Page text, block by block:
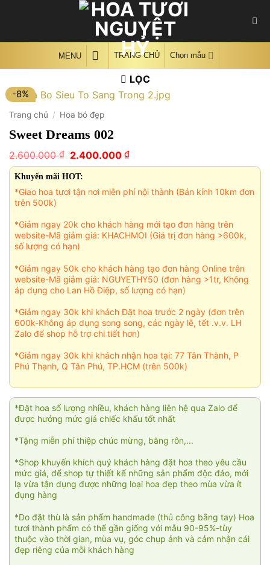
MENU TRANG CHỦ Chọn mẫu
LỌC
-8%
Trang chủ / Hoa bó đẹp
Sweet Dreams 002
2.600.000₫ Giá
gốc
là:
2.600.000 ₫.
2.400.000 ₫Giá
hiện
2.400.000 ₫.
Khuyến mãi HOT:
*Giao hoa tươi tận nơi miễn phí nội thành (Bán kính 10km đơn
trên 500k)
*Giảm ngay 20k cho khách hàng mới tạo đơn hàng trên
website-Mã giảm giá: KHACHMOI (Giá trị đơn hàng >600k,
số lượng có hạn)
*Giảm ngay 50k cho khách hàng tạo đơn hàng Online trên
website-Mã giảm giá: NGUYETHY50 (đơn hàng >1tr, Không
áp dụng cho Lan Hồ Điệp, số lượng có hạn)
*Giảm ngay 30k khi khách Đặt hoa trước 2 ngày (đơn trên
600k-Không áp dụng song song, các ngày lễ, tết .v.v. LH
Zalo để shop hỗ trợ chi tiết hơn)
*Giảm ngay 30k khi khách nhận hoa tại: 77 Tân Thành, P
Phú Thạnh, Q Tân Phú, TP.HCM (trên 500k)
*Đặt hoa số lượng nhiều, khách hàng liên hệ qua Zalo để
được hưởng mức giá chiếc khấu tốt nhất
*Tặng miễn phí thiệp chúc mừng, băng rôn,...
*Shop khuyến khích quý khách hàng đặt hoa theo yêu cầu
mức giá, để shop tự thiết kế những sản phẩm độc đáo, mới
lạ vừa tận dụng được những loại hoa đẹp theo mùa vừa ít
đụng hàng
*Do đặt thù là sản phẩm handmade (thủ công bằng tay) Hoa
tươi thành phẩm có thể gần giống với mẫu 90-95%-tùy
thuộc vào thời gian, mùa vụ, góc chụp ảnh và cảm nhận cái
đẹp riêng của mỗi khách hàng